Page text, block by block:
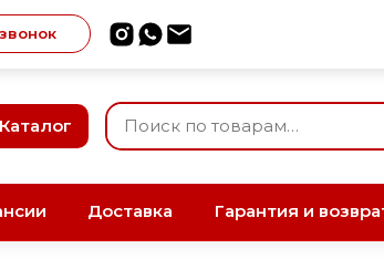
Каталог
Доставка Гарантия и